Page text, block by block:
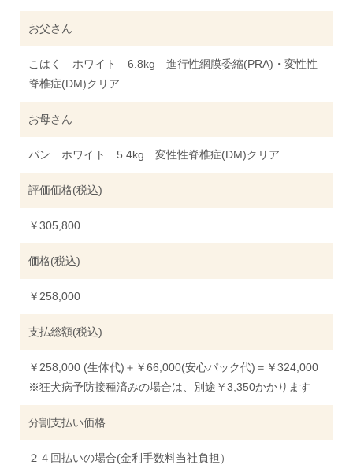
お父さん
こはく ホワイト 6.8kg 進行性網膜委縮(PRA)・変性性
脊椎症(DM)クリア
お母さん
パン ホワイト 5.4kg 変性性脊椎症(DM)クリア
評価価格(税込)
￥305,800
価格(税込)
￥258,000
支払総額(税込)
￥258,000 (生体代)＋￥66,000(安心パック代)＝￥324,000
※狂犬病予防接種済みの場合は、別途￥3,350かかります
分割支払い価格
２４回払いの場合(金利手数料当社負担）